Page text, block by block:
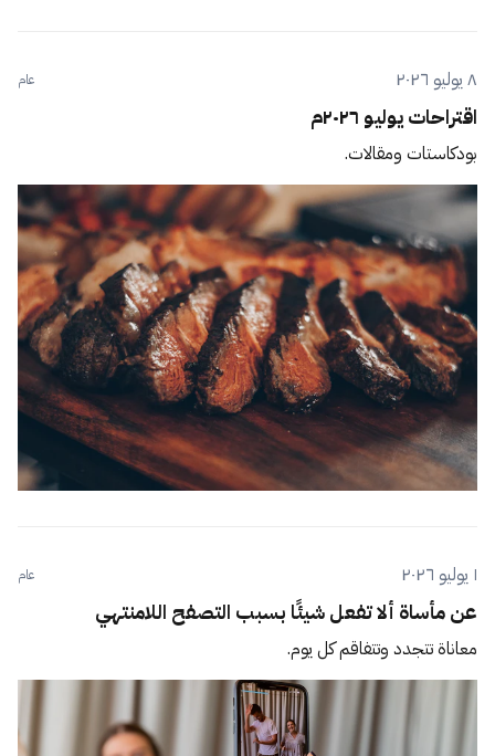
٨ يوليو ٢٠٢٦ عام
اقتراحات يوليو ٢٠٢٦م
بودكاستات ومقالات.
١ يوليو ٢٠٢٦ عام
عن مأساة ألا تفعل شيئًا بسبب التصفح اللامنتهي
معاناة تتجدد وتتفاقم كل يوم.